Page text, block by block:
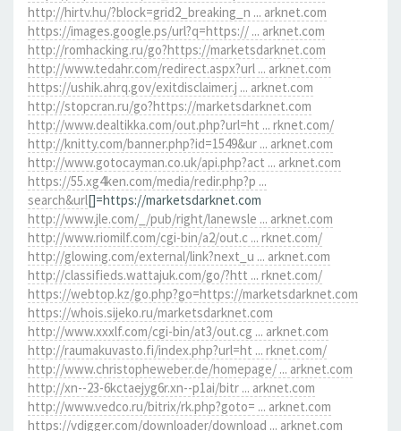
http://hirtv.hu/?block=grid2_breaking_n ... arknet.com
https://images.google.ps/url?q=https:// ... arknet.com
http://romhacking.ru/go?https://marketsdarknet.com
http://www.tedahr.com/redirect.aspx?url ... arknet.com
https://ushik.ahrq.gov/exitdisclaimer.j ... arknet.com
http://stopcran.ru/go?https://marketsdarknet.com
http://www.dealtikka.com/out.php?url=ht ... rknet.com/
http://knitty.com/banner.php?id=1549&ur ... arknet.com
http://www.gotocayman.co.uk/api.php?act ... arknet.com
https://55.xg4ken.com/media/redir.php?p ...
search&url[]=https://marketsdarknet.com
http://www.jle.com/_/pub/right/lanewsle ... arknet.com
http://www.riomilf.com/cgi-bin/a2/out.c ... rknet.com/
http://glowing.com/external/link?next_u ... arknet.com
http://classifieds.wattajuk.com/go/?htt ... rknet.com/
https://webtop.kz/go.php?go=https://marketsdarknet.com
https://whois.sijeko.ru/marketsdarknet.com
http://www.xxxlf.com/cgi-bin/at3/out.cg ... arknet.com
http://raumakuvasto.fi/index.php?url=ht ... rknet.com/
http://www.christopheweber.de/homepage/ ... arknet.com
http://xn--23-6kctaejyg6r.xn--p1ai/bitr ... arknet.com
http://www.vedco.ru/bitrix/rk.php?goto= ... arknet.com
https://vdigger.com/downloader/download ... arknet.com